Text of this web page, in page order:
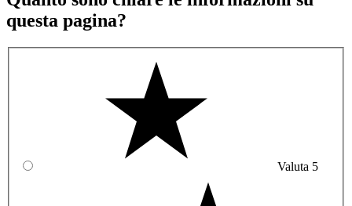
questa pagina?
Valuta 5